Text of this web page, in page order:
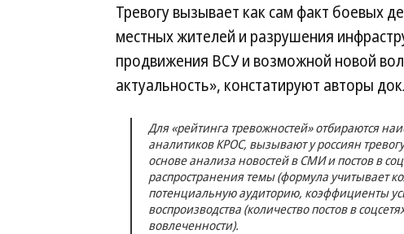
Тревогу вызывает как сам факт боевых
местных жителей и разрушения
продвижения ВСУ и возможной новой
актуальность», констатируют авторы
Для «рейтинга тревожностей» отбираются
аналитиков КРОС, вызывают у россиян
основе анализа новостей в СМИ и постов в
распространения темы (формула учитывает
потенциальную аудиторию, коэффициенты
воспроизводства (количество постов в
вовлеченности).